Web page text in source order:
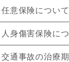
任意保険について
人身傷害保険に
交通事故の治療